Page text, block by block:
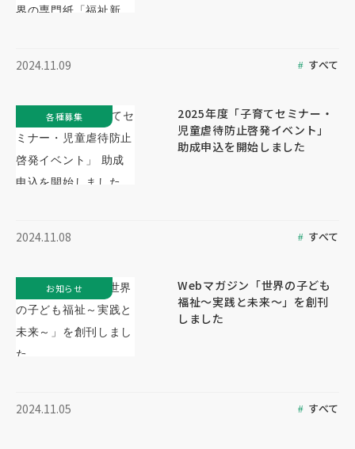
2024.11.09 すべて
2025年度「子育てセミナー・
児童虐待防止啓発イベント」
助成申込を開始しました
2024.11.08 すべて
各種募集
Webマガジン「世界の子ども
福祉～実践と未来～」を創刊
しました
2024.11.05 すべて
お知らせ